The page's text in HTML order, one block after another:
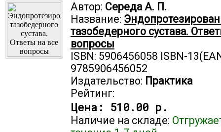
Автор: Середа А. П.
Название:
тазобедерного сустава.
вопросы
ISBN: 5906456058 ISBN-
9785906456052
Издательство: Практика
Рейтинг:
Цена: 510.00 р.
Наличие на складе: